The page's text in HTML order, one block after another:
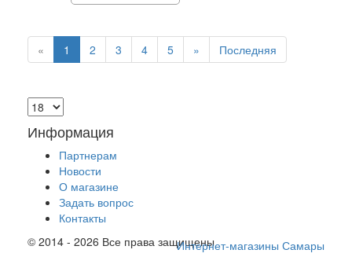
« 1 2 3 4 5 » NextПоследняя
Информация
Партнерам
Новости
О магазине
Задать вопрос
Контакты
© 2014 - 2026 Все права защищеныИнтернет-магазины Самары